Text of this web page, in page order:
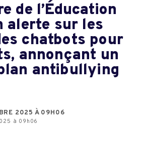
de l’Éducation
alerte sur les
chatbots pour
annonçant un
antibullying
2025 À 09H06
à 09h06